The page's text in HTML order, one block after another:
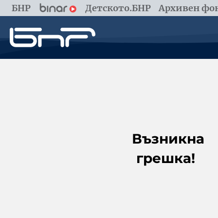
БНР Детското.БНР Архивен
Възникна
грешка!